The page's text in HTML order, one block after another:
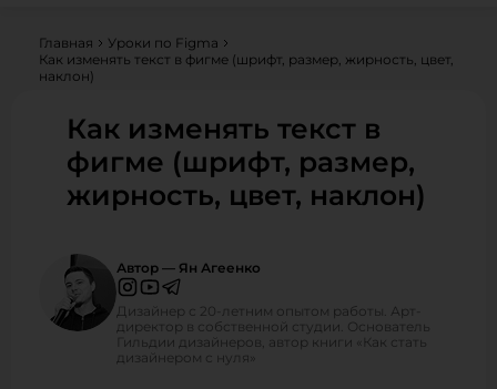
Главная
Уроки по Figma
Как изменять текст в фигме (шрифт, размер, жирность, цвет,
наклон)
Как изменять текст в
фигме (шрифт, размер,
жирность, цвет, наклон)
Автор — Ян Агеенко
Дизайнер с 20-летним опытом работы. Арт-
директор в собственной студии. Основатель
Гильдии дизайнеров, автор книги «Как стать
дизайнером с нуля»